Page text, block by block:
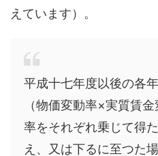
えています）。
平成十七年度以後の各
（物価変動率×実質賃
率をそれぞれ乗じて得
え、又は下るに至つた